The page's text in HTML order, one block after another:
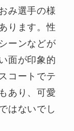
み選手の様
ります。性
ーンなどが
面が印象的
コートでテ
あり、可愛
はないでし